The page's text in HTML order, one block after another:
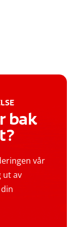
bak
vår
ut av